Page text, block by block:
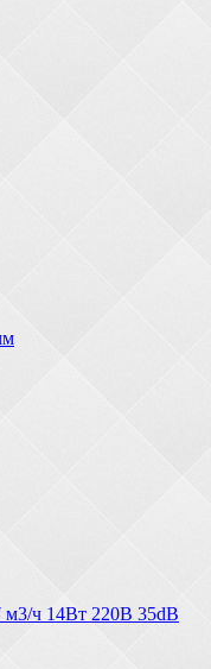
м3/ч 14Вт 220В 35dB